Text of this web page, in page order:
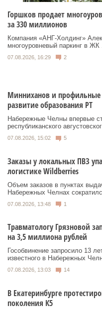
Горшков продает
за 330 миллионов
Компания «АНГ-Холдинг»
многоуровневый паркинг в ЖК
07.08.2026, 16:29 2
Минниханов и профильные
развитие образования РТ
Набережные Челны впервые
республиканского
07.08.2026, 15:02 5
Заказы у локальных ПВЗ
логистике Wildberries
Объем заказов в пунктах
Набережных Челнах
07.08.2026, 13:48 1
Травматологу Грязновой
на 3,5 миллиона рублей
Гособвинение запросило 13
известного в Набережных
07.08.2026, 13:03 14
В Екатеринбурге
поколения К5